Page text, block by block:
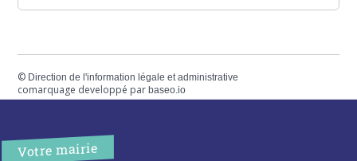
© Direction de l'information légale et administrative
comarquage developpé parbaseo.io
Votre mairie